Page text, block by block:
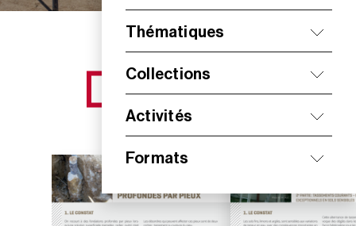
Thématiques
Collections
Activités
Formats
NOS NOUVEAUTÉS